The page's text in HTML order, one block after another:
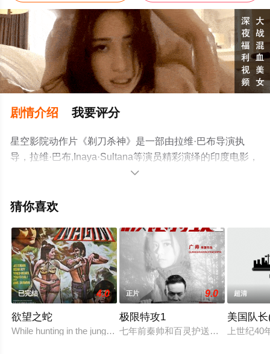
剧情介绍 我要评分
星空影院动作片《剃刀杀神》是一部由拉维·巴布导演执
导，拉维·巴布,Inaya·Sultana等演员精彩演绎的印度电影，
手机免费在线观看高清未删减完整版电影大全就上星空电
等平台了解。

猜你喜欢
已完结 4.0
欲望之蛇
While hunting in the jungle, one day, Vijay save the life of a
正片 9.0
极限特攻1
七年前秦帅和百灵护送古董“乾坤盒”
超清
美国队
上世纪